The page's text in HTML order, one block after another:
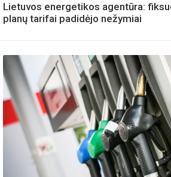
Lietuvos energetikos agentūra:
planų tarifai padidėjo nežymiai